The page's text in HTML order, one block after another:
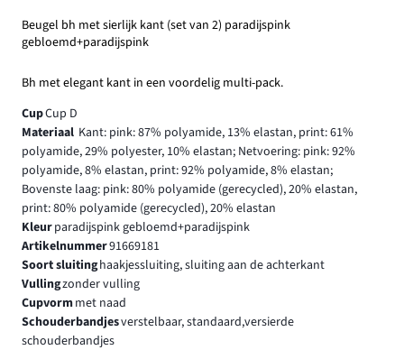
Beugel bh met sierlijk kant (set van 2) paradijspink
gebloemd+paradijspink
Bh met elegant kant in een voordelig multi-pack.
CupCup D
Materiaal Kant: pink: 87% polyamide, 13% elastan, print: 61%
polyamide, 29% polyester, 10% elastan; Netvoering: pink: 92%
polyamide, 8% elastan, print: 92% polyamide, 8% elastan;
Bovenste laag: pink: 80% polyamide (gerecycled), 20% elastan,
print: 80% polyamide (gerecycled), 20% elastan
Kleurparadijspink gebloemd+paradijspink
Artikelnummer91669181
Soort sluitinghaakjessluiting, sluiting aan de achterkant
Vullingzonder vulling
Cupvormmet naad
Schouderbandjesverstelbaar, standaard,versierde
schouderbandjes